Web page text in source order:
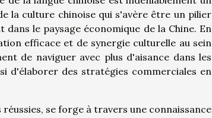
la culture chinoise qui s'avère être un pilier
le paysage économique de la Chine. En
efficace et de synergie culturelle au sein
de naviguer avec plus d'aisance dans les
d'élaborer des stratégies commerciales en
se forge à travers une connaissance